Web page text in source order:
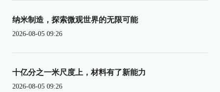
纳米制造，探索微观世界的无限可能
2026-08-05 09:26
十亿分之一米尺度上，材料有了新能力
2026-08-05 09:26